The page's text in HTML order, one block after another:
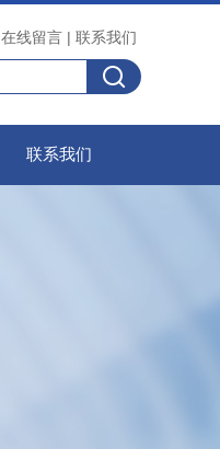
在线留言 | 联系我们
联系我们